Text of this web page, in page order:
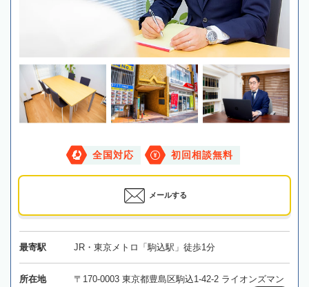
全国対応 初回相談無料
メールする
最寄駅 JR・東京メトロ「駒込駅」徒歩1分
所在地
〒170-0003 東京都豊島区駒込1-42-2 ライオンズマン